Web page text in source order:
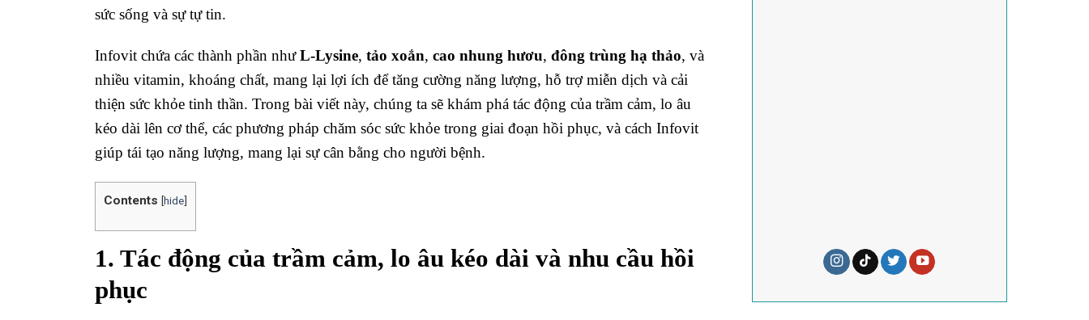
sức sống và sự tự tin.
Infovit chứa các thành phần nhưL-Lysine, tảo xoắn, cao nhung hươu, đông trùng hạ thảo, và
nhiều vitamin, khoáng chất, mang lại lợi ích để tăng cường năng lượng, hỗ trợ miễn dịch và cải
thiện sức khỏe tinh thần. Trong bài viết này, chúng ta sẽ khám phá tác động của trầm cảm, lo âu
kéo dài lên cơ thể, các phương pháp chăm sóc sức khỏe trong giai đoạn hồi phục, và cách Infovit
giúp tái tạo năng lượng, mang lại sự cân bằng cho người bệnh.
Contents [hide]
1. Tác động của trầm cảm, lo âu kéo dài và nhu cầu hồi
phục